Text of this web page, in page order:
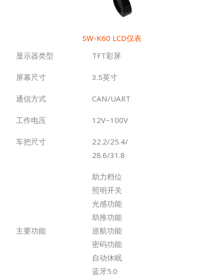
SW-K60 LCD仪表
显示器类型
TFT彩屏
屏幕尺寸 3.5英寸
通信方式 CAN/UART
工作电压 12V~100V
车把尺寸
22.2/25.4/
28.6/31.8
主要功能
助力档位
照明开关
光感功能
助推功能
巡航功能
密码功能
自动休眠
蓝牙5.0